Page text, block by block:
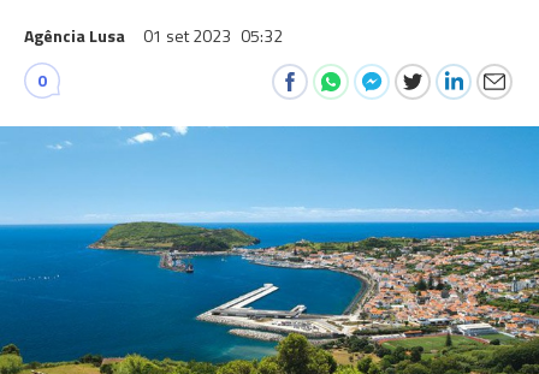
Agência Lusa 01 set 2023 05:32
0